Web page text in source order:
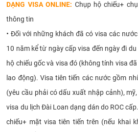
DẠNG VISA ONLINE: Chụp hộ chiếu+
thông tin
• Đối với những khách đã có visa các
10 năm kể từ ngày cấp visa đến ngày đi
hộ chiếu gốc và visa đó (không tính visa
lao động). Visa tiên tiến các nước gồm
(yêu cầu phải có dấu xuất nhập cảnh),
visa du lịch Đài Loan dạng dán do ROC
chiếu+ mặt visa tiên tiến trên (nếu khai